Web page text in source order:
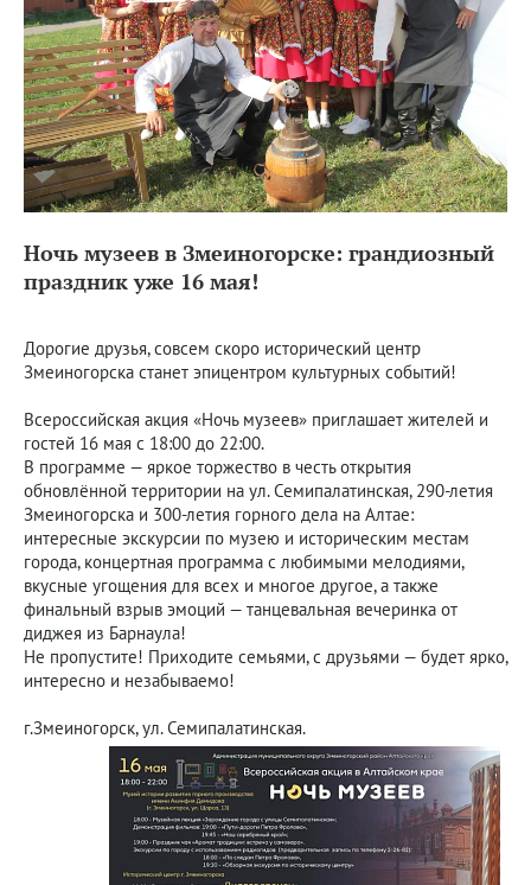
Ночь музеев в Змеиногорске: грандиозный
праздник уже 16 мая!
Дорогие друзья, совсем скоро исторический центр
Змеиногорска станет эпицентром культурных событий!
Всероссийская акция «Ночь музеев» приглашает жителей и
гостей 16 мая с 18:00 до 22:00.
В программе — яркое торжество в честь открытия
обновлённой территории на ул. Семипалатинская, 290-летия
Змеиногорска и 300-летия горного дела на Алтае:
интересные экскурсии по музею и историческим местам
города, концертная программа с любимыми мелодиями,
вкусные угощения для всех и многое другое, а также
финальный взрыв эмоций — танцевальная вечеринка от
диджея из Барнаула!
Не пропустите! Приходите семьями, с друзьями — будет ярко,
интересно и незабываемо!
г.Змеиногорск, ул. Семипалатинская.